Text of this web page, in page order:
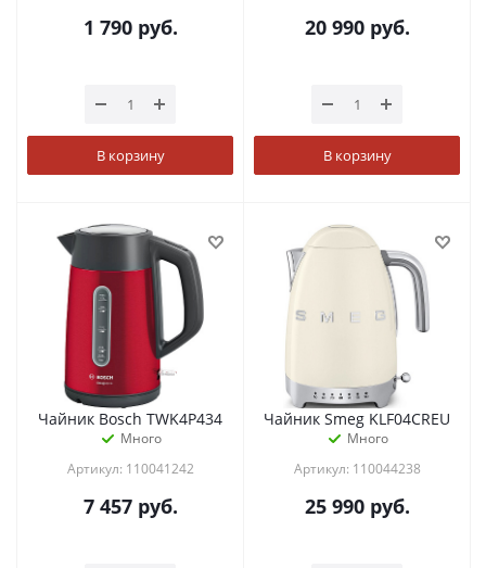
1 790руб.
В корзину
20 990руб.
В корзину
Чайник Bosch TWK4P434
Много
Артикул: 110041242
7 457руб.
Чайник Smeg KLF04CREU
Много
Артикул: 110044238
25 990руб.